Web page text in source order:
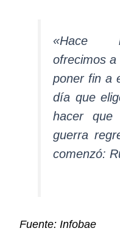
«Hace
ofrecimos
poner fin a
día que
hacer
guerra
comenzó:
Fuente: Infobae